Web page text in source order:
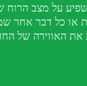
על מצב הרוח
או כל דבר אחר
את האווירה של